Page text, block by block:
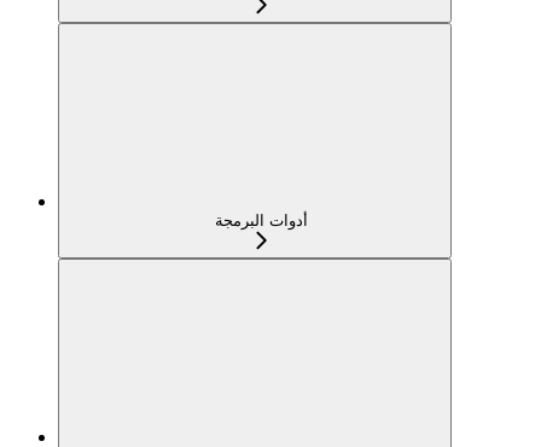
أدوات البرمجة